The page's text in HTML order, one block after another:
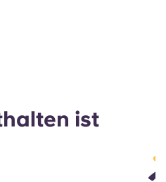
ist